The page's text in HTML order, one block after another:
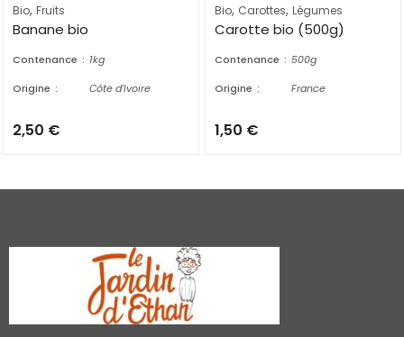
Bio, Fruits
Banane bio
Contenance
1kg
Origine
Côte d'Ivoire
2,50 €
Bio, Carottes, Légumes
Carotte bio (500g)
Contenance
500g
Origine
France
1,50 €